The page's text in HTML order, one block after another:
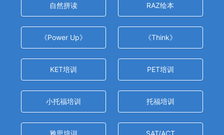
自然拼读 RAZ绘本
《Power Up》 《Think》
KET培训 PET培训
小托福培训 托福培训
雅思培训 SAT/ACT